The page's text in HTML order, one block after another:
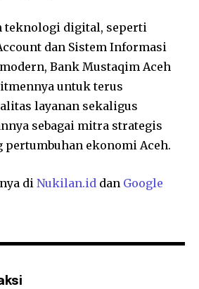
teknologi digital, seperti
dan Sistem Informasi
Bank Mustaqim Aceh
untuk terus
layanan sekaligus
sebagai mitra strategis
pertumbuhan ekonomi Aceh.
di Nukilan.id dan Google